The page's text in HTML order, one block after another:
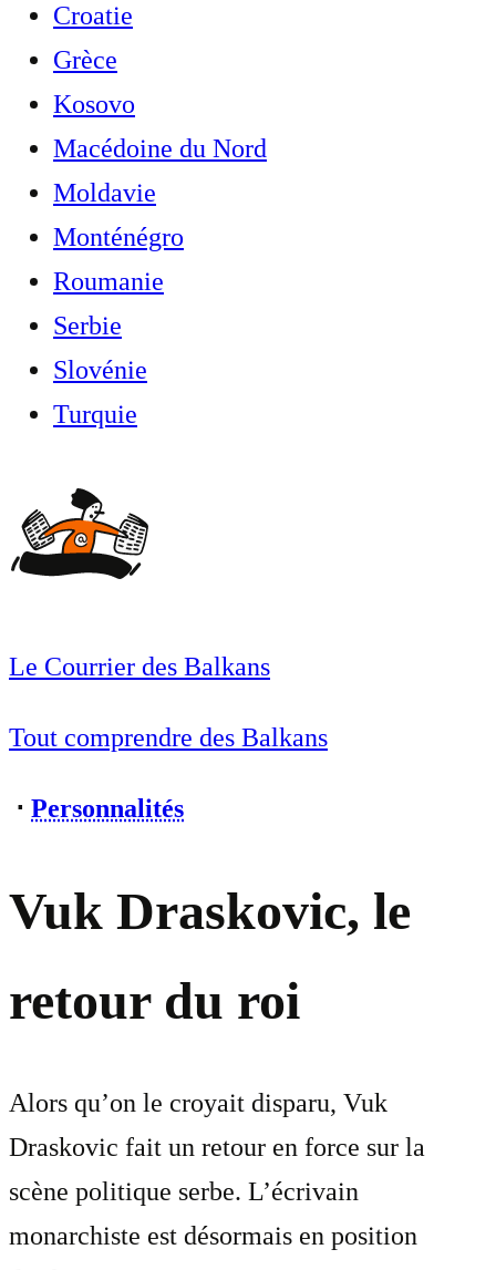
Croatie
Grèce
Kosovo
Macédoine du Nord
Moldavie
Monténégro
Roumanie
Serbie
Slovénie
Turquie
Le Courrier des Balkans
Tout comprendre des Balkans
⋅ Personnalités
Vuk Draskovic, le
retour du roi
Alors qu’on le croyait disparu, Vuk
Draskovic fait un retour en force sur la
scène politique serbe. L’écrivain
monarchiste est désormais en position